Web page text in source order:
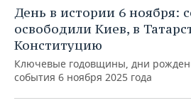
День в истории 6 ноября:
освободили Киев, в
Конституцию
Ключевые годовщины, дни
события 6 ноября 2025 года